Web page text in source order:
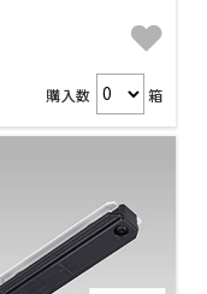
購入数 箱